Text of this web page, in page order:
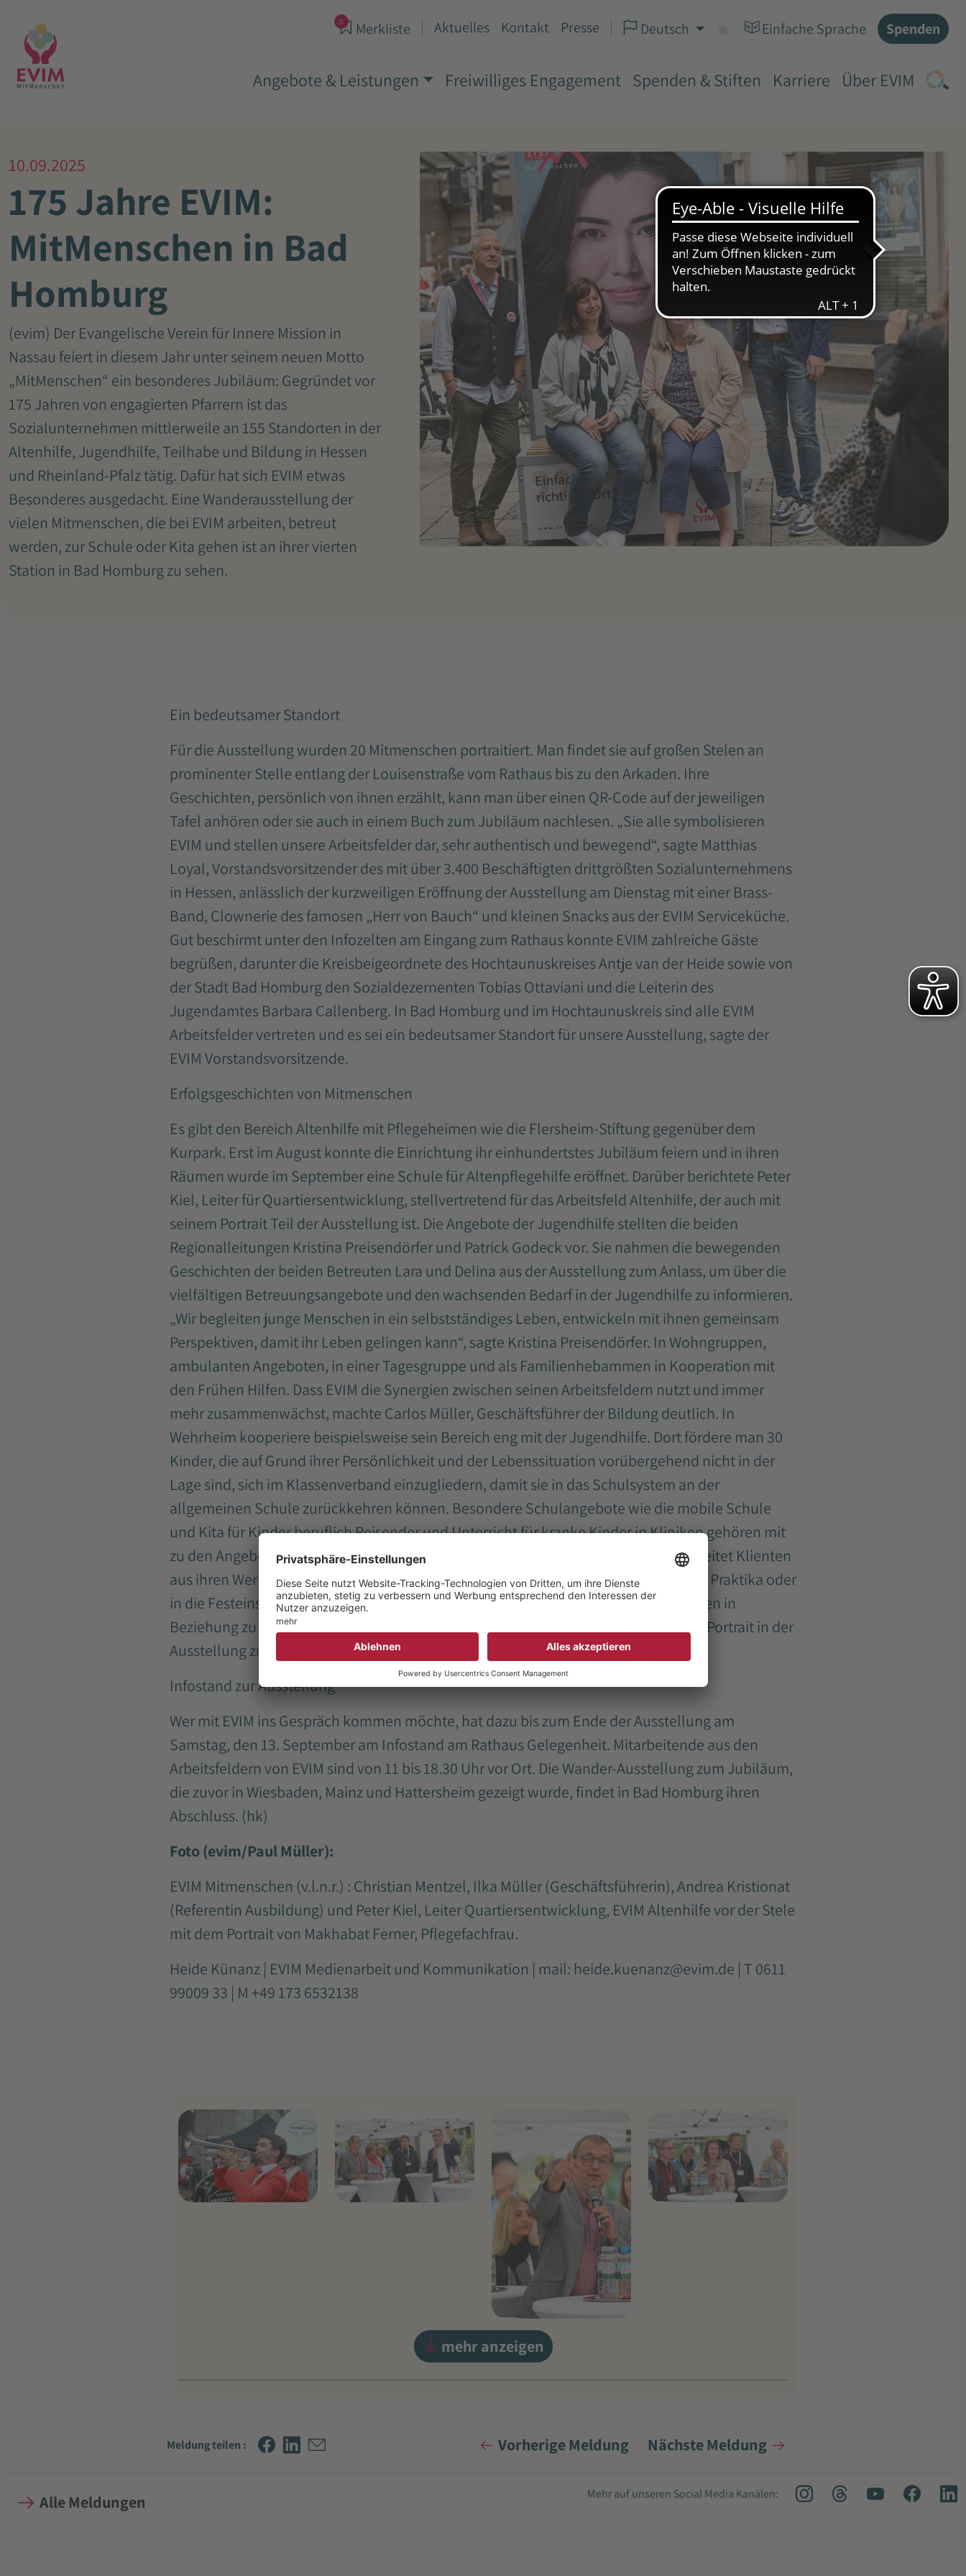
Angebote & Leistungen Freiwilliges Engagement Spenden & Stiften Karriere Über EVIM
0 Merkliste Aktuelles Kontakt Presse Deutsch Einfache Sprache Spenden
10.09.2025
175 Jahre EVIM:
MitMenschen in Bad
Homburg
(evim) Der Evangelische Verein für Innere Mission in
Nassau feiert in diesem Jahr unter seinem neuen Motto
„MitMenschen“ ein besonderes Jubiläum: Gegründet vor
175 Jahren von engagierten Pfarrern ist das
Sozialunternehmen mittlerweile an 155 Standorten in der
Altenhilfe, Jugendhilfe, Teilhabe und Bildung in Hessen
und Rheinland-Pfalz tätig. Dafür hat sich EVIM etwas
Besonderes ausgedacht. Eine Wanderausstellung der
vielen Mitmenschen, die bei EVIM arbeiten, betreut
werden, zur Schule oder Kita gehen ist an ihrer vierten
Station in Bad Homburg zu sehen.
Ein bedeutsamer Standort
Für die Ausstellung wurden 20 Mitmenschen portraitiert. Man findet sie auf großen Stelen an
prominenter Stelle entlang der Louisenstraße vom Rathaus bis zu den Arkaden. Ihre
Geschichten, persönlich von ihnen erzählt, kann man über einen QR-Code auf der jeweiligen
Tafel anhören oder sie auch in einem Buch zum Jubiläum nachlesen. „Sie alle symbolisieren
EVIM und stellen unsere Arbeitsfelder dar, sehr authentisch und bewegend“, sagte Matthias
Loyal, Vorstandsvorsitzender des mit über 3.400 Beschäftigten drittgrößten Sozialunternehmens
in Hessen, anlässlich der kurzweiligen Eröffnung der Ausstellung am Dienstag mit einer Brass-
Band, Clownerie des famosen „Herr von Bauch“ und kleinen Snacks aus der EVIM Serviceküche.
Gut beschirmt unter den Infozelten am Eingang zum Rathaus konnte EVIM zahlreiche Gäste
begrüßen, darunter die Kreisbeigeordnete des Hochtaunuskreises Antje van der Heide sowie von
der Stadt Bad Homburg den Sozialdezernenten Tobias Ottaviani und die Leiterin des
Jugendamtes Barbara Callenberg. In Bad Homburg und im Hochtaunuskreis sind alle EVIM
Arbeitsfelder vertreten und es sei ein bedeutsamer Standort für unsere Ausstellung, sagte der
EVIM Vorstandsvorsitzende.
Erfolgsgeschichten von Mitmenschen
Es gibt den Bereich Altenhilfe mit Pflegeheimen wie die Flersheim-Stiftung gegenüber dem
Kurpark. Erst im August konnte die Einrichtung ihr einhundertstes Jubiläum feiern und in ihren
Räumen wurde im September eine Schule für Altenpflegehilfe eröffnet. Darüber berichtete Peter
Kiel, Leiter für Quartiersentwicklung, stellvertretend für das Arbeitsfeld Altenhilfe, der auch mit
seinem Portrait Teil der Ausstellung ist. Die Angebote der Jugendhilfe stellten die beiden
Regionalleitungen Kristina Preisendörfer und Patrick Godeck vor. Sie nahmen die bewegenden
Geschichten der beiden Betreuten Lara und Delina aus der Ausstellung zum Anlass, um über die
vielfältigen Betreuungsangebote und den wachsenden Bedarf in der Jugendhilfe zu informieren.
„Wir begleiten junge Menschen in ein selbstständiges Leben, entwickeln mit ihnen gemeinsam
Perspektiven, damit ihr Leben gelingen kann“, sagte Kristina Preisendörfer. In Wohngruppen,
ambulanten Angeboten, in einer Tagesgruppe und als Familienhebammen in Kooperation mit
den Frühen Hilfen. Dass EVIM die Synergien zwischen seinen Arbeitsfeldern nutzt und immer
mehr zusammenwächst, machte Carlos Müller, Geschäftsführer der Bildung deutlich. In
Wehrheim kooperiere beispielsweise sein Bereich eng mit der Jugendhilfe. Dort fördere man 30
Kinder, die auf Grund ihrer Persönlichkeit und der Lebenssituation vorübergehend nicht in der
Lage sind, sich im Klassenverband einzugliedern, damit sie in das Schulsystem an der
allgemeinen Schule zurückkehren können. Besondere Schulangebote wie die mobile Schule
und Kita für Kinder beruflich Reisender und Unterricht für kranke Kinder in Kliniken gehören mit
zu den Angeboten. Die EVIM Teilhabe als viertes Handlungsfeld vermittelt und begleitet Klienten
aus ihren Werkstätten in Firmen auf dem allgemeinen Arbeitsmarkt, zum Beispiel in Praktika oder
in die Festeinstellung. Sie ist dabei hessenweit Spitzenreiter. All diese Themen stehen in
Beziehung zu den Lebens- und Erfolgsgeschichten der Mitmenschen, die mit ihrem Portrait in der
Ausstellung zu sehen und audiovisuell zu erleben sind.
Infostand zur Ausstellung
Wer mit EVIM ins Gespräch kommen möchte, hat dazu bis zum Ende der Ausstellung am
Samstag, den 13. September am Infostand am Rathaus Gelegenheit. Mitarbeitende aus den
Arbeitsfeldern von EVIM sind von 11 bis 18.30 Uhr vor Ort. Die Wander-Ausstellung zum Jubiläum,
die zuvor in Wiesbaden, Mainz und Hattersheim gezeigt wurde, findet in Bad Homburg ihren
Abschluss. (hk)
Foto (evim/Paul Müller):
EVIM Mitmenschen (v.l.n.r.) : Christian Mentzel, Ilka Müller (Geschäftsführerin), Andrea Kristionat
(Referentin Ausbildung) und Peter Kiel, Leiter Quartiersentwicklung, EVIM Altenhilfe vor der Stele
mit dem Portrait von Makhabat Ferner, Pflegefachfrau.
Heide Künanz | EVIM Medienarbeit und Kommunikation | mail: heide.kuenanz@evim.de | T 0611
99009 33 | M +49 173 6532138
mehr anzeigen
Meldung teilen : Vorherige Meldung Nächste Meldung
Alle Meldungen Mehr auf unseren Social Media Kanälen: